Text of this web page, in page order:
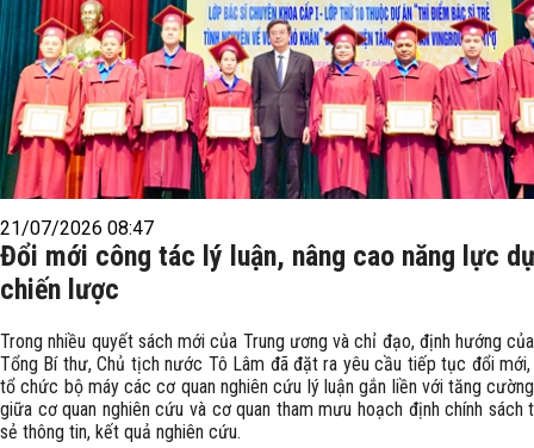
21/07/2026 08:47
Đổi mới công tác lý luận, nâng cao năng lực
chiến lược
Trong nhiều quyết sách mới của Trung ương và chỉ đạo, định hướng
Tổng Bí thư, Chủ tịch nước Tô Lâm đã đặt ra yêu cầu tiếp tục đổi mới,
tổ chức bộ máy các cơ quan nghiên cứu lý luận gắn liền với tăng
giữa cơ quan nghiên cứu và cơ quan tham mưu hoạch định chính sách
sẻ thông tin, kết quả nghiên cứu.